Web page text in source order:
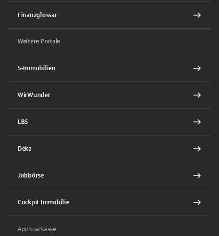
Finanzglossar
Weitere Portale
S-Immobilien
WirWunder
LBS
Deka
Jobbörse
Cockpit Immobilie
App Sparkasse